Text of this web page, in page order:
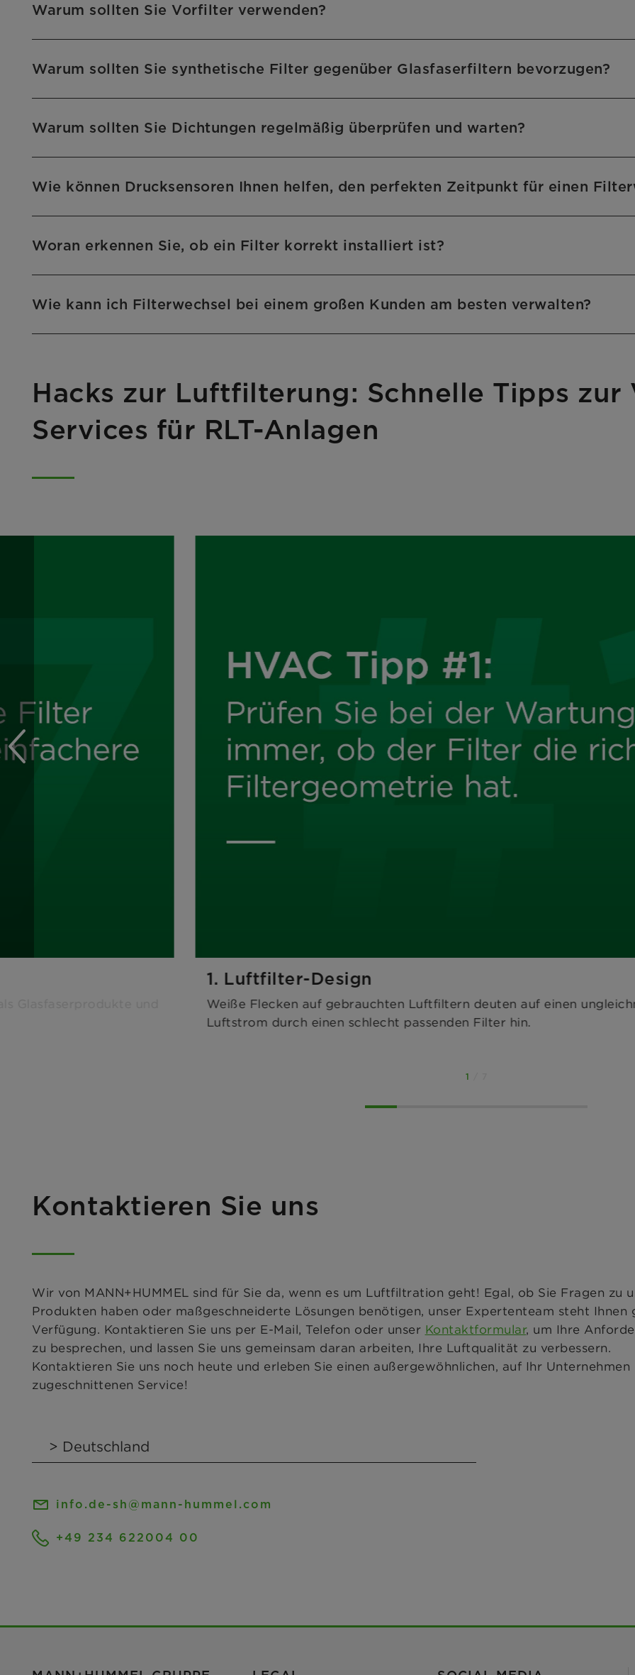
Warum sollten Sie Vorfilter verwenden?
Warum sollten Sie synthetische Filter gegenüber Glasfaserfiltern bevorzugen?
Warum sollten Sie Dichtungen regelmäßig überprüfen und warten?
Wie können Drucksensoren Ihnen helfen, den perfekten Zeitpunkt für einen
Woran erkennen Sie, ob ein Filter korrekt installiert ist?
Wie kann ich Filterwechsel bei einem großen Kunden am besten verwalten?
Hacks zur Luftfilterung: Schnelle Tipps zur
Services für RLT-Anlagen
1. Luftfilter-Design
Weiße Flecken auf gebrauchten Luftfiltern deuten auf einen
Luftstrom durch einen schlecht passenden Filter hin.
1
Kontaktieren Sie uns
Wir von MANN+HUMMEL sind für Sie da, wenn es um Luftfiltration geht! Egal, ob Sie Fragen zu
Produkten haben oder maßgeschneiderte Lösungen benötigen, unser Expertenteam steht Ihnen
Verfügung. Kontaktieren Sie uns per E-Mail, Telefon oder unser Kontaktformular, um Ihre
zu besprechen, und lassen Sie uns gemeinsam daran arbeiten, Ihre Luftqualität zu verbessern.
Kontaktieren Sie uns noch heute und erleben Sie einen außergewöhnlichen, auf Ihr Unternehmen
zugeschnittenen Service!
info.de-sh@mann-hummel.com
+49 234 622004 00